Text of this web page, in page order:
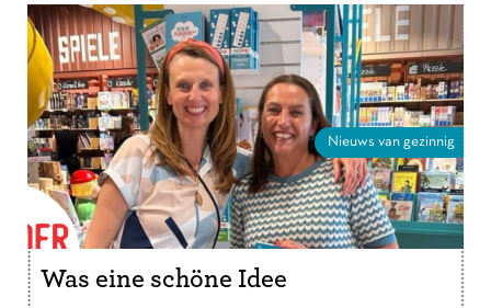
Nieuws van gezinnig
Was eine schöne Idee